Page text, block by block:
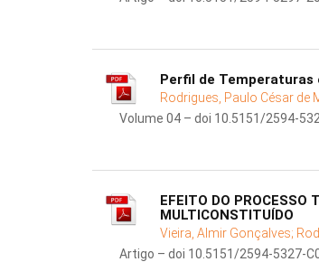
Perfil de Temperaturas
Rodrigues, Paulo César de
Volume 04 – doi 10.5151/2594-
EFEITO DO PROCESSO
MULTICONSTITUÍDO
Vieira, Almir Gonçalves;
Artigo – doi 10.5151/2594-5327-